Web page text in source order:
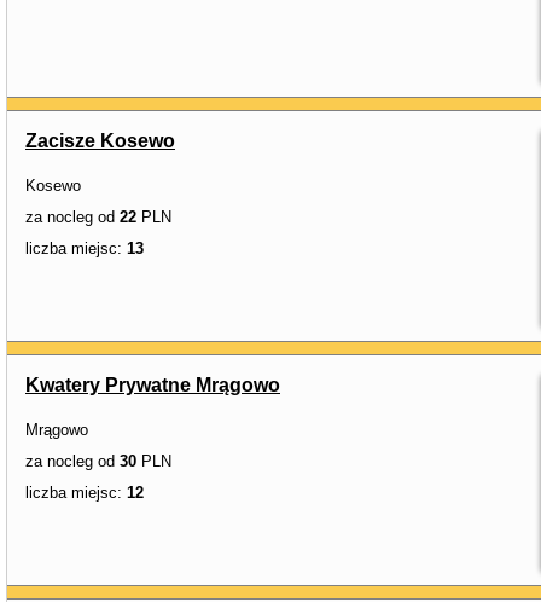
Zacisze Kosewo
Kosewo
za nocleg od 22 PLN
liczba miejsc: 13
Kwatery Prywatne Mrągowo
Mrągowo
za nocleg od 30 PLN
liczba miejsc: 12